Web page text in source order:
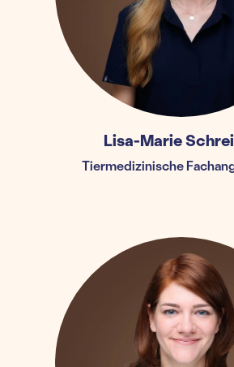
Lisa-Marie
Tiermedizinische